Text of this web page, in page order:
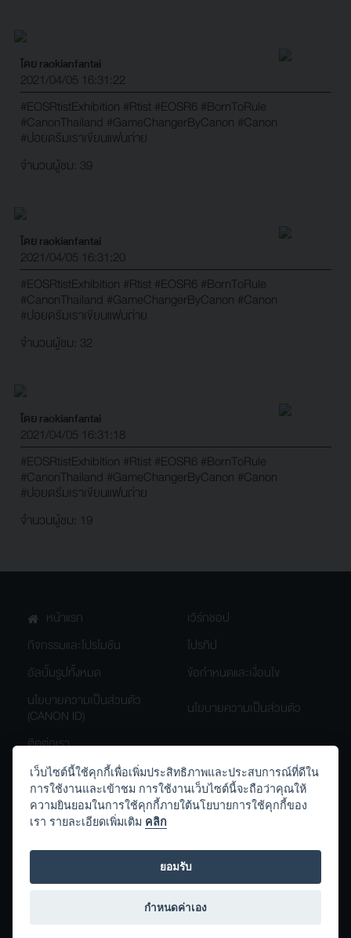
โดย raokianfantai
2021/04/05 16:31:22
#EOSRtistExhibition #Rtist #EOSR6 #BornToRule
#CanonThailand #GameChangerByCanon #Canon
#ปอยดรีมเราเขียนแฟนถ่าย
จำนวนผู้ชม: 39
โดย raokianfantai
2021/04/05 16:31:20
#EOSRtistExhibition #Rtist #EOSR6 #BornToRule
#CanonThailand #GameChangerByCanon #Canon
#ปอยดรีมเราเขียนแฟนถ่าย
จำนวนผู้ชม: 32
โดย raokianfantai
2021/04/05 16:31:18
#EOSRtistExhibition #Rtist #EOSR6 #BornToRule
#CanonThailand #GameChangerByCanon #Canon
#ปอยดรีมเราเขียนแฟนถ่าย
จำนวนผู้ชม: 19
หน้าแรก
เวิร์กชอป
กิจกรรมและโปรโมชัน
โปรทิป
อัลบั้มรูปทั้งหมด
ข้อกำหนดและเงื่อนไข
นโยบายความเป็นส่วนตัว
(CANON ID)
นโยบายความเป็นส่วนตัว
ติดต่อเรา
th.canon Canon.Thailand
Canon_Thailand
เว็บไซต์นี้ใช้คุกกี้เพื่อเพิ่มประสิทธิภาพและประสบการณ์ที่ดีใน
การใช้งานและเข้าชม การใช้งานเว็บไซต์นี้จะถือว่าคุณให้
ความยินยอมในการใช้คุกกี้ภายใต้นโยบายการใช้คุกกี้ของ
เรา รายละเอียดเพิ่มเติม คลิก
ยอมรับ
กำหนดค่าเอง